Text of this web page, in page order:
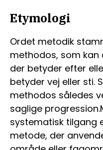
Etymologi
Ordet metodik
methodos, som kan
der betyder efter
betyder vej eller sti.
methodos således
saglige
systematisk tilgang
metode, der